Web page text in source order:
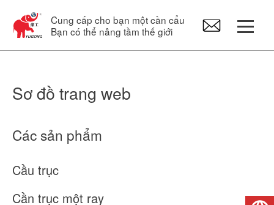
Cung cấp cho bạn một cần cẩu
Bạn có thể nâng tầm thế giới
Cầu trục xoay
Sơ đồ trang web
Các sản phẩm
Cầu trục
Cần trục một ray